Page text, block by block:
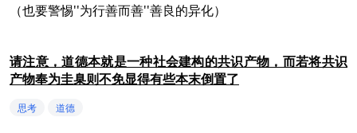
（也要警惕''为行善而善''善良的异化）
请注意，道德本就是一种社会建构的共识产物，而若将共识
产物奉为圭臬则不免显得有些本末倒置了
思考 道德